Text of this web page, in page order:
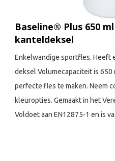
Baseline® Plus 650
kanteldeksel
Enkelwandige sportfles. Heeft
deksel Volumecapaciteit is 650
perfecte fles te maken. Neem
kleuropties. Gemaakt in het
Voldoet aan EN12875-1 en is